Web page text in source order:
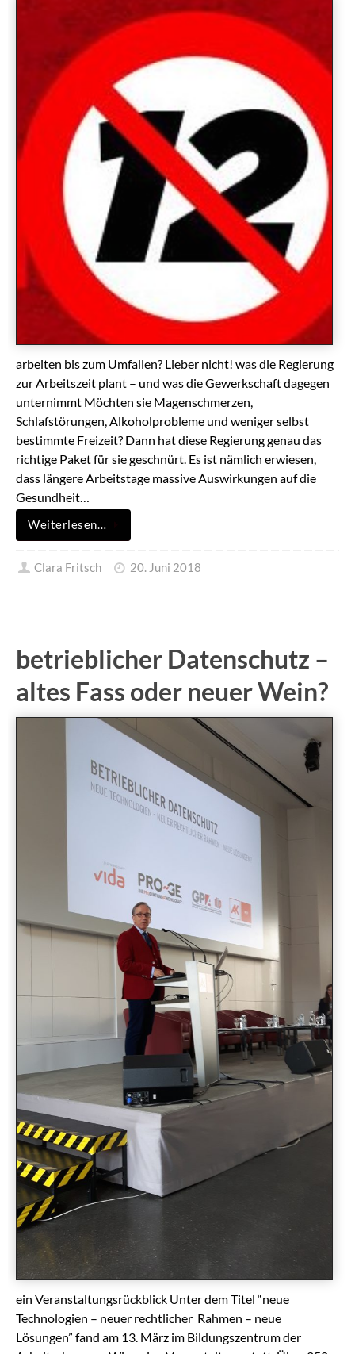
arbeiten bis zum Umfallen? Lieber nicht! was die Regierung
zur Arbeitszeit plant – und was die Gewerkschaft dagegen
unternimmt Möchten sie Magenschmerzen,
Schlafstörungen, Alkoholprobleme und weniger selbst
bestimmte Freizeit? Dann hat diese Regierung genau das
richtige Paket für sie geschnürt. Es ist nämlich erwiesen,
dass längere Arbeitstage massive Auswirkungen auf die
Gesundheit…
Weiterlesen…
Clara Fritsch 20. Juni 2018
betrieblicher Datenschutz –
altes Fass oder neuer Wein?
ein Veranstaltungsrückblick Unter dem Titel “neue
Technologien – neuer rechtlicher Rahmen – neue
Lösungen” fand am 13. März im Bildungszentrum der